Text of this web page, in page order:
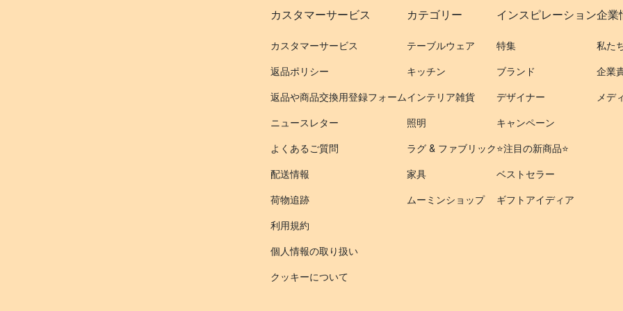
カスタマーサービス
カスタマーサービス
返品ポリシー
返品や商品交換用登録フォーム
ニュースレター
よくあるご質問
配送情報
荷物追跡
利用規約
個人情報の取り扱い
クッキーについて
カテゴリー
テーブルウェア
キッチン
インテリア雑貨
照明
ラグ & ファブリック
家具
ムーミンショップ
インスピレーション
特集
ブランド
デザイナー
キャンペーン
⭐️注目の新商品⭐️
ベストセラー
ギフトアイディア
企業
私た
企業
メデ